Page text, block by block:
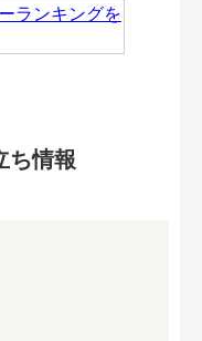
ち情報